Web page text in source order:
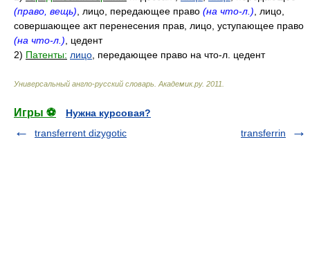
(право, вещь) , лицо, передающее право (на что-л.) , лицо,
совершающее акт перенесения прав, лицо, уступающее право
(на что-л.) , цедент
2) Патенты: лицо , передающее право на что-л. цедент
Универсальный англо-русский словарь Академик.ру. 2011
Игры ⚽
Нужна курсовая?
transferrent dizygotic
transferrin